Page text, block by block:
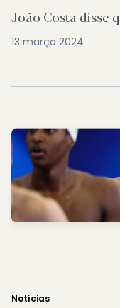
João Costa disse
13 março 2024
Notícias